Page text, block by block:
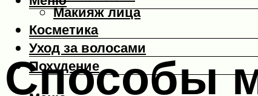
Макияж лица
Косметика
Уход за волосами
Похудение
Способы